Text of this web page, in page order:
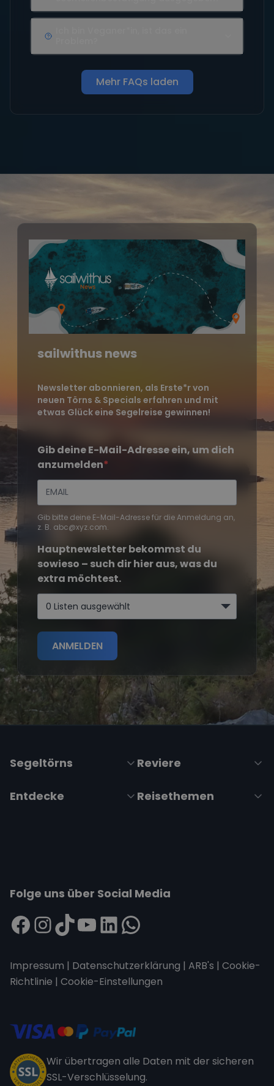
Mehr FAQs laden
sailwithus news
Newsletter abonnieren, als Erste*r von
neuen Törns & Specials erfahren und mit
etwas Glück eine Segelreise gewinnen!
Gib deine E-Mail-Adresse ein, um dich
anzumelden
Gib bitte deine E-Mail-Adresse für die Anmeldung an,
z. B. abc@xyz.com.
Hauptnewsletter bekommst du
sowieso – such dir hier aus, was du
extra möchtest.
0 Listen ausgewählt
ANMELDEN
Segeltörns Reviere
Entdecke Reisethemen
Folge uns über Social Media
Impressum | Datenschutzerklärung | ARB's | Cookie-
Richtlinie | Cookie-Einstellungen
Wir übertragen alle Daten mit der sicheren
SSL-Verschlüsselung.